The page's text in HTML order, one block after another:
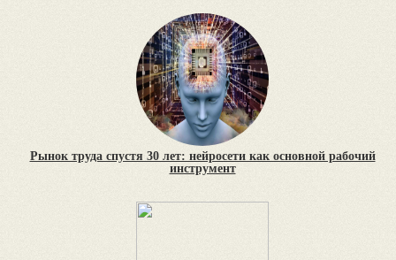
Рынок труда спустя 30 лет: нейросети как основной рабочий
инструмент